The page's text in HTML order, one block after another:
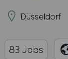
Düsseldorf
83 Jobs